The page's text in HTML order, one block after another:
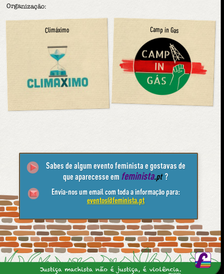
Organização:
Climáximo Camp in Gas
Sabes de algum evento feminista e gostavas de
que aparecesse em feminista.pt ?
Envia-nos um email com toda a informação para:
eventos@feminista.pt